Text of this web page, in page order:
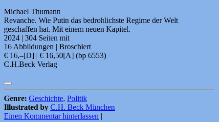
Michael Thumann
Revanche. Wie Putin das bedrohlichste Regime der Welt
geschaffen hat. Mit einem neuen Kapitel.
2024 | 304 Seiten mit
16 Abbildungen | Broschiert
€ 16,–[D] | € 16,50[A] (bp 6553)
C.H.Beck Verlag
Genre: Geschichte, Politik
Illustrated by C.H. Beck München
Einen Kommentar hinterlassen